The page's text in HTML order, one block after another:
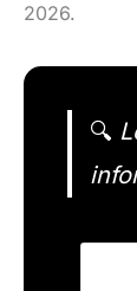
2026.
🔍